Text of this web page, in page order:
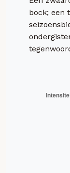
bock; een